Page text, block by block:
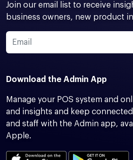
Join our email list to receive
business owners, new product
Download the Admin App
Manage your POS system and
and insights and keep
and staff with the Admin app,
Apple.